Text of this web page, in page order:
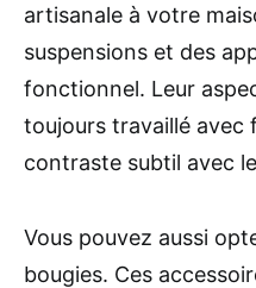
artisanale à votre
suspensions et des
fonctionnel. Leur
toujours travaillé avec
contraste subtil avec
Vous pouvez aussi
bougies. Ces